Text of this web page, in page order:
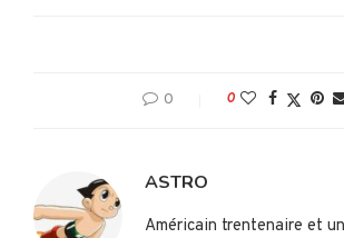
0 0
ASTRO
Américain trentenaire et